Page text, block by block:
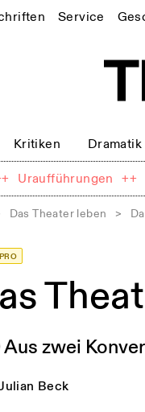
Service
Kritiken Dramatik
Uraufführungen ++
Das Theater leben >
Aus zwei
Beck